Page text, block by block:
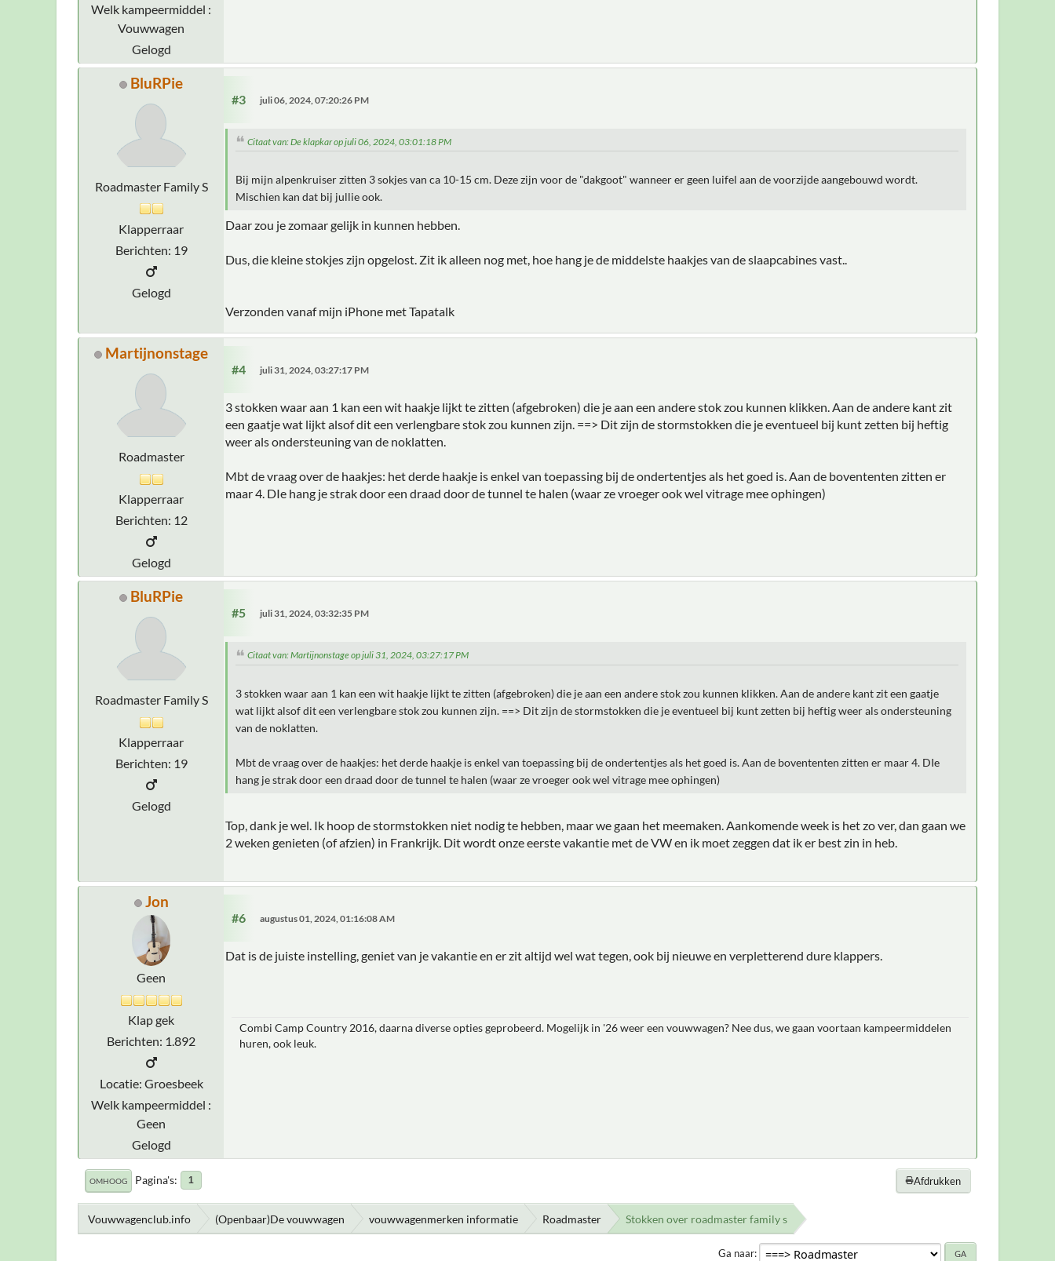
Welk kampeermiddel :
Vouwwagen
Gelogd
BluRPie
Roadmaster Family S
Klapperraar
Berichten: 19
Gelogd
#3 juli 06, 2024, 07:20:26 PM
Citaat van: De klapkar op juli 06, 2024, 03:01:18 PM
Bij mijn alpenkruiser zitten 3 sokjes van ca 10-15 cm. Deze zijn voor de "dakgoot" wanneer er geen luifel aan de voorzijde aangebouwd wordt.
Mischien kan dat bij jullie ook.
Daar zou je zomaar gelijk in kunnen hebben.
Dus, die kleine stokjes zijn opgelost. Zit ik alleen nog met, hoe hang je de middelste haakjes van de slaapcabines vast..
Verzonden vanaf mijn iPhone met Tapatalk
Martijnonstage
Roadmaster
Klapperraar
Berichten: 12
Gelogd
#4 juli 31, 2024, 03:27:17 PM
3 stokken waar aan 1 kan een wit haakje lijkt te zitten (afgebroken) die je aan een andere stok zou kunnen klikken. Aan de andere kant zit
een gaatje wat lijkt alsof dit een verlengbare stok zou kunnen zijn. ==> Dit zijn de stormstokken die je eventueel bij kunt zetten bij heftig
weer als ondersteuning van de noklatten.
Mbt de vraag over de haakjes: het derde haakje is enkel van toepassing bij de ondertentjes als het goed is. Aan de bovententen zitten er
maar 4. DIe hang je strak door een draad door de tunnel te halen (waar ze vroeger ook wel vitrage mee ophingen)
BluRPie
Roadmaster Family S
Klapperraar
Berichten: 19
Gelogd
#5 juli 31, 2024, 03:32:35 PM
Citaat van: Martijnonstage op juli 31, 2024, 03:27:17 PM
3 stokken waar aan 1 kan een wit haakje lijkt te zitten (afgebroken) die je aan een andere stok zou kunnen klikken. Aan de andere kant zit een gaatje
wat lijkt alsof dit een verlengbare stok zou kunnen zijn. ==> Dit zijn de stormstokken die je eventueel bij kunt zetten bij heftig weer als ondersteuning
van de noklatten.
Mbt de vraag over de haakjes: het derde haakje is enkel van toepassing bij de ondertentjes als het goed is. Aan de bovententen zitten er maar 4. DIe
hang je strak door een draad door de tunnel te halen (waar ze vroeger ook wel vitrage mee ophingen)
Top, dank je wel. Ik hoop de stormstokken niet nodig te hebben, maar we gaan het meemaken. Aankomende week is het zo ver, dan gaan we
2 weken genieten (of afzien) in Frankrijk. Dit wordt onze eerste vakantie met de VW en ik moet zeggen dat ik er best zin in heb.
Jon
Geen
Klap gek
Berichten: 1.892
Locatie: Groesbeek
Welk kampeermiddel :
Geen
Gelogd
#6 augustus 01, 2024, 01:16:08 AM
Dat is de juiste instelling, geniet van je vakantie en er zit altijd wel wat tegen, ook bij nieuwe en verpletterend dure klappers.
Combi Camp Country 2016, daarna diverse opties geprobeerd. Mogelijk in '26 weer een vouwwagen? Nee dus, we gaan voortaan kampeermiddelen
huren, ook leuk.
Afdrukken
OMHOOG Pagina's 1
Vouwwagenclub.info (Openbaar)De vouwwagen vouwwagenmerken informatie Roadmaster Stokken over roadmaster family s
Ga naar